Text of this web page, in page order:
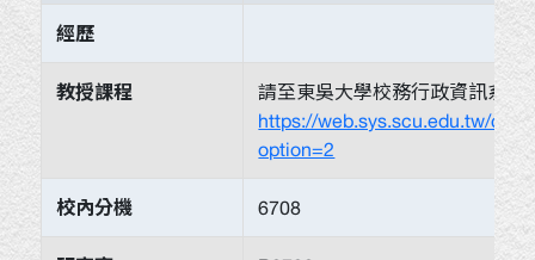
經歷
教授課程
請至東吳大學校務行政資訊系統
https://web.sys.scu.edu.tw/
option=2
校內分機 6708